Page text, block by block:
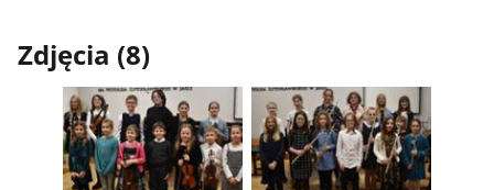
Zdjęcia (8)